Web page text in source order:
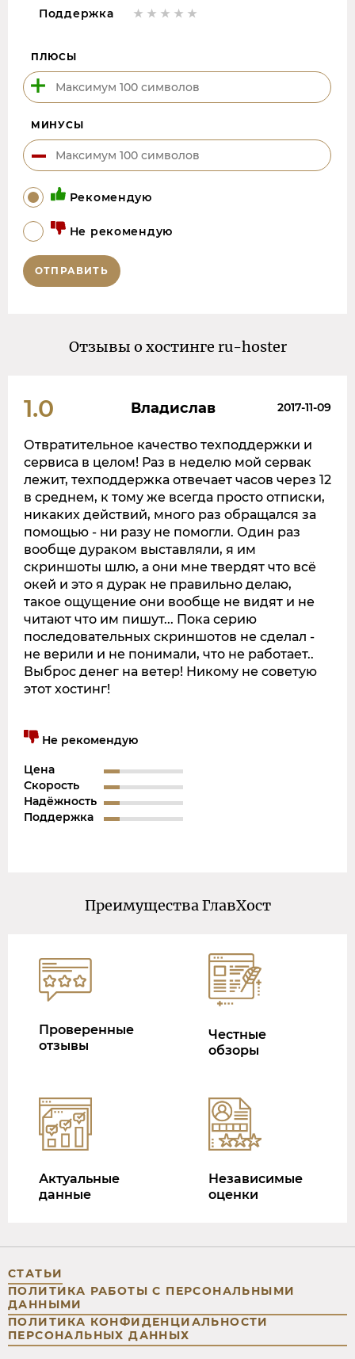
Поддержка
ПЛЮСЫ
МИНУСЫ
Рекомендую
Не рекомендую
ОТПРАВИТЬ
Отзывы о хостинге ru-hoster
1.0 Владислав 2017-11-09
Отвратительное качество техподдержки и
сервиса в целом! Раз в неделю мой сервак
лежит, техподдержка отвечает часов через 12
в среднем, к тому же всегда просто отписки,
никаких действий, много раз обращался за
помощью - ни разу не помогли. Один раз
вообще дураком выставляли, я им
скриншоты шлю, а они мне твердят что всё
окей и это я дурак не правильно делаю,
такое ощущение они вообще не видят и не
читают что им пишут... Пока серию
последовательных скриншотов не сделал -
не верили и не понимали, что не работает..
Выброс денег на ветер! Никому не советую
этот хостинг!
Не рекомендую
Цена
Скорость
Надёжность
Поддержка
Преимущества ГлавХост
Проверенные
отзывы
Честные
обзоры
Актуальные
данные
Независимые
оценки
СТАТЬИ
ПОЛИТИКА РАБОТЫ С ПЕРСОНАЛЬНЫМИ
ДАННЫМИ
ПОЛИТИКА КОНФИДЕНЦИАЛЬНОСТИ
ПЕРСОНАЛЬНЫХ ДАННЫХ